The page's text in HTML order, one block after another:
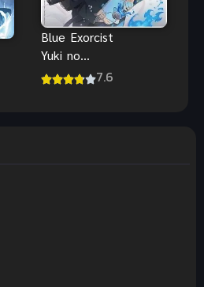
Blue Exorcist
Yuki no
Hate-hen เอ็ก
7.6